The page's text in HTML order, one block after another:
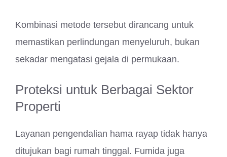
Kombinasi metode tersebut dirancang untuk
memastikan perlindungan menyeluruh, bukan
sekadar mengatasi gejala di permukaan.
Proteksi untuk Berbagai Sektor
Properti
Layanan pengendalian hama rayap tidak hanya
ditujukan bagi rumah tinggal. Fumida juga